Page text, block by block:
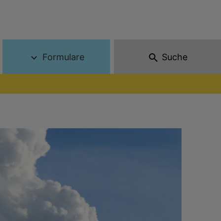
expand_more Formulare search Suche